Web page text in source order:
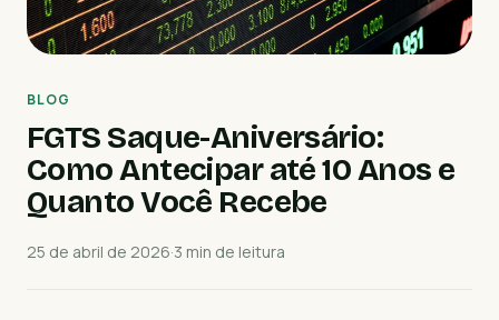
BLOG
FGTS Saque-Aniversário:
Como Antecipar até 10 Anos e
Quanto Você Recebe
25 de abril de 2026·3 min de leitura